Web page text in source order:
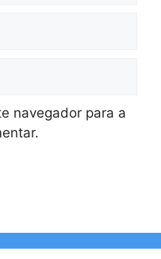
navegador para a